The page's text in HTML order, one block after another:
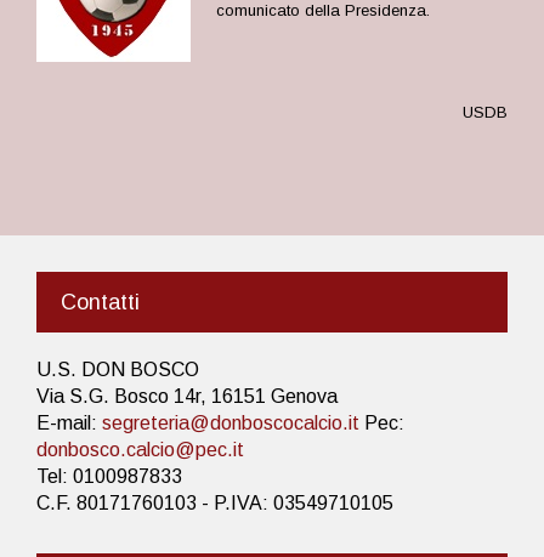
comunicato della Presidenza.
USDB
Contatti
U.S. DON BOSCO
Via S.G. Bosco 14r, 16151 Genova
E-mail: segreteria@donboscocalcio.it Pec:
donbosco.calcio@pec.it
Tel: 0100987833
C.F. 80171760103 - P.IVA: 03549710105